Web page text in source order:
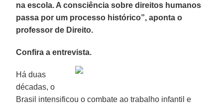
na escola. A consciência sobre direitos humanos
passa por um processo histórico”, aponta o
professor de Direito.
Confira a entrevista.
Há duas
décadas, o
Brasil intensificou o combate ao trabalho infantil e